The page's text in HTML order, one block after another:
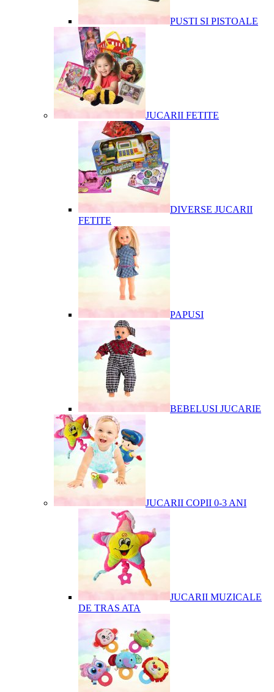
PUSTI SI PISTOALE
JUCARII FETITE
DIVERSE JUCARII
FETITE
PAPUSI
BEBELUSI JUCARIE
JUCARII COPII 0-3 ANI
JUCARII MUZICALE
DE TRAS ATA